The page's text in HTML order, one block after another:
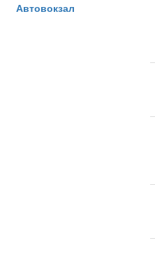
Автовокзал